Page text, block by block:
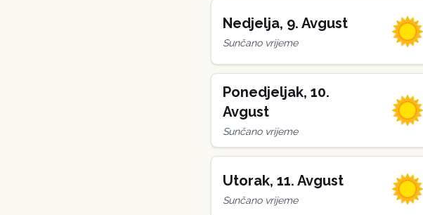
Nedjelja, 9. Avgust
Sunčano vrijeme
Ponedjeljak, 10.
Avgust
Sunčano vrijeme
Utorak, 11. Avgust
Sunčano vrijeme